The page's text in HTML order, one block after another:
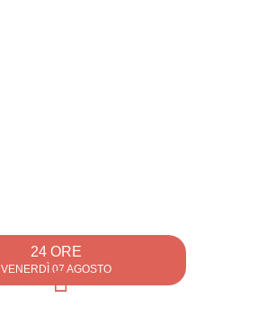
24 ORE
VENERDÌ 07 AGOSTO